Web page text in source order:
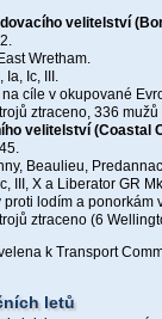
velitelství
Wretham.
Ia, Ic, III.
cíle v okupované
ztraceno, 336 mužů
velitelství (Coastal
Beaulieu,
III, X a Liberator GR
lodím a
ztraceno (6
k Transport
letů